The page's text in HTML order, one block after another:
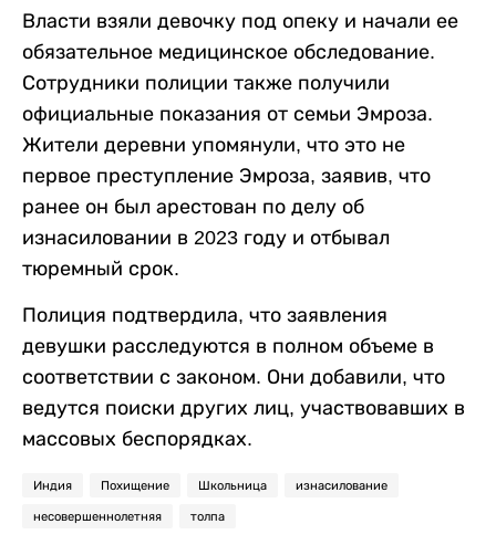
Власти взяли девочку под опеку и начали ее
обязательное медицинское обследование.
Сотрудники полиции также получили
официальные показания от семьи Эмроза.
Жители деревни упомянули, что это не
первое преступление Эмроза, заявив, что
ранее он был арестован по делу об
изнасиловании в 2023 году и отбывал
тюремный срок.
Полиция подтвердила, что заявления
девушки расследуются в полном объеме в
соответствии с законом. Они добавили, что
ведутся поиски других лиц, участвовавших в
массовых беспорядках.
Индия Похищение Школьница изнасилование
несовершеннолетняя толпа